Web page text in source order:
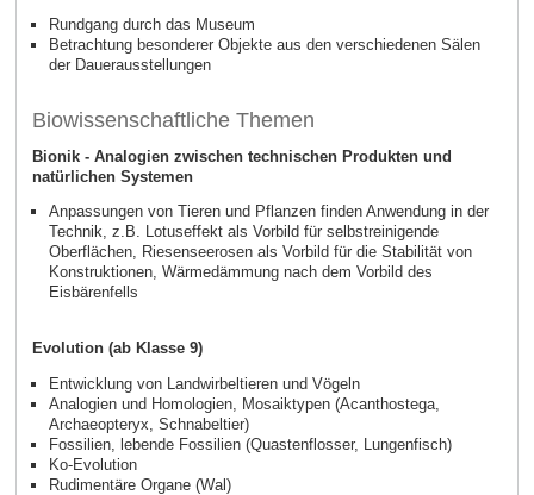
Rundgang durch das Museum
Betrachtung besonderer Objekte aus den verschiedenen Sälen
der Dauerausstellungen
Biowissenschaftliche Themen
Bionik - Analogien zwischen technischen Produkten und
natürlichen Systemen
Anpassungen von Tieren und Pflanzen finden Anwendung in der
Technik, z.B. Lotuseffekt als Vorbild für selbstreinigende
Oberflächen, Riesenseerosen als Vorbild für die Stabilität von
Konstruktionen, Wärmedämmung nach dem Vorbild des
Eisbärenfells
Evolution (ab Klasse 9)
Entwicklung von Landwirbeltieren und Vögeln
Analogien und Homologien, Mosaiktypen (Acanthostega,
Archaeopteryx, Schnabeltier)
Fossilien, lebende Fossilien (Quastenflosser, Lungenfisch)
Ko-Evolution
Rudimentäre Organe (Wal)